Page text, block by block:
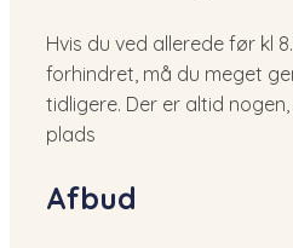
Hvis du ved allerede før kl
forhindret, må du meget
tidligere. Der er altid
plads
​Afbud